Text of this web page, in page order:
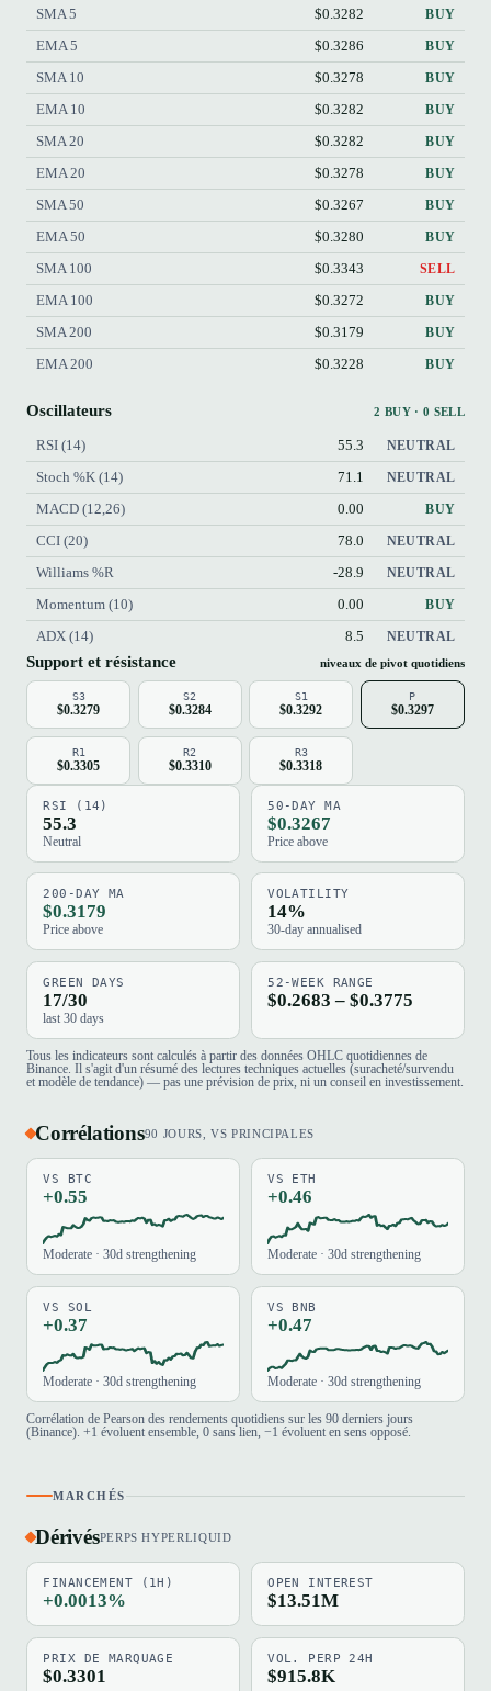
SMA 5 $0.3282 BUY
EMA 5 $0.3286 BUY
SMA 10 $0.3278 BUY
EMA 10 $0.3282 BUY
SMA 20 $0.3282 BUY
EMA 20 $0.3278 BUY
SMA 50 $0.3267 BUY
EMA 50 $0.3280 BUY
SMA 100 $0.3343 SELL
EMA 100 $0.3272 BUY
SMA 200 $0.3179 BUY
EMA 200 $0.3228 BUY
Oscillateurs 2 BUY · 0 SELL
RSI (14) 55.3 NEUTRAL
Stoch %K (14) 71.1 NEUTRAL
MACD (12,26) 0.00 BUY
CCI (20) 78.0 NEUTRAL
Williams %R -28.9 NEUTRAL
Momentum (10) 0.00 BUY
ADX (14) 8.5 NEUTRAL
Support et résistance niveaux de pivot quotidiens
S3
$0.3279
S2
$0.3284
S1
$0.3292
P
$0.3297
R1
$0.3305
R2
$0.3310
R3
$0.3318
RSI (14)
55.3
Neutral
50-DAY MA
$0.3267
Price above
200-DAY MA
$0.3179
Price above
VOLATILITY
14%
30-day annualised
GREEN DAYS
17/30
last 30 days
52-WEEK RANGE
$0.2683 – $0.3775
Tous les indicateurs sont calculés à partir des données OHLC quotidiennes de
Binance. Il s'agit d'un résumé des lectures techniques actuelles (suracheté/survendu
et modèle de tendance) — pas une prévision de prix, ni un conseil en investissement.
Corrélations90 JOURS, VS PRINCIPALES
VS BTC
+0.55
Moderate · 30d strengthening
VS ETH
+0.46
Moderate · 30d strengthening
VS SOL
+0.37
Moderate · 30d strengthening
VS BNB
+0.47
Moderate · 30d strengthening
Corrélation de Pearson des rendements quotidiens sur les 90 derniers jours
(Binance). +1 évoluent ensemble, 0 sans lien, −1 évoluent en sens opposé.
MARCHÉS
DérivésPERPS HYPERLIQUID
FINANCEMENT (1H)
+0.0013%
OPEN INTEREST
$13.51M
PRIX DE MARQUAGE
$0.3301
VOL. PERP 24H
$915.8K